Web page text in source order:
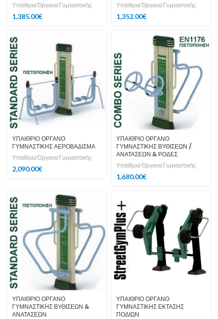
Υπαίθρια Όργανα Γυμναστικής
1,385.00€
Υπαίθρια Όργανα Γυμναστικής
1,352.00€
ΥΠΑΙΘΡΙΟ ΟΡΓΑΝΟ
ΓΥΜΝΑΣΤΙΚΗΣ ΑΕΡΟΒΑΔΙΣΜΑ
Υπαίθρια Όργανα Γυμναστικής
2,090.00€
ΥΠΑΙΘΡΙΟ ΟΡΓΑΝΟ
ΓΥΜΝΑΣΤΙΚΗΣ ΒΥΘΙΣΕΩΝ /
ΑΝΑΤΑΣΕΩΝ & ΡΟΔΕΣ
Υπαίθρια Όργανα Γυμναστικής
1,680.00€
ΥΠΑΙΘΡΙΟ ΟΡΓΑΝΟ
ΓΥΜΝΑΣΤΙΚΗΣ ΒΥΘΙΣΕΩΝ &
ΑΝΑΤΑΣΕΩΝ
ΥΠΑΙΘΡΙΟ ΟΡΓΑΝΟ
ΓΥΜΝΑΣΤΙΚΗΣ ΕΚΤΑΣΗΣ
ΠΟΔΙΩΝ